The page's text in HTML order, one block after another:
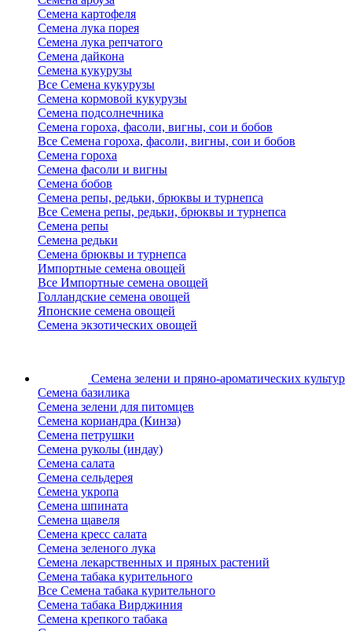
Семена картофеля
Семена лука порея
Семена лука репчатого
Семена дайкона
Семена кукурузы
Все Семена кукурузы
Семена кормовой кукурузы
Семена подсолнечника
Семена гороха, фасоли, вигны, сои и бобов
Все Семена гороха, фасоли, вигны, сои и бобов
Семена гороха
Семена фасоли и вигны
Семена бобов
Семена репы, редьки, брюквы и турнепса
Все Семена репы, редьки, брюквы и турнепса
Семена репы
Семена редьки
Семена брюквы и турнепса
Импортные семена овощей
Все Импортные семена овощей
Голландские семена овощей
Японские семена овощей
Семена экзотических овощей
Семена зелени и пряно-ароматических культур
Семена базилика
Семена зелени для питомцев
Семена кориандра (Кинза)
Семена петрушки
Семена руколы (индау)
Семена салата
Семена сельдерея
Семена укропа
Семена шпината
Семена щавеля
Семена кресс салата
Семена зеленого лука
Семена лекарственных и пряных растений
Семена табака курительного
Все Семена табака курительного
Семена табака Вирджиния
Семена крепкого табака